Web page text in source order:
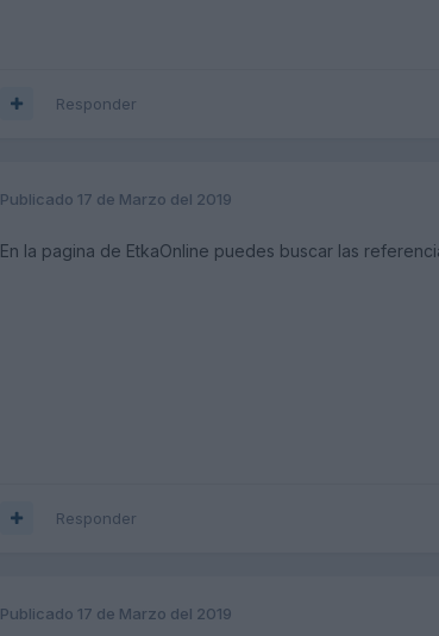
Responder
Publicado 17 de Marzo del 2019
En la pagina de EtkaOnline puedes buscar las
Responder
Publicado 17 de Marzo del 2019